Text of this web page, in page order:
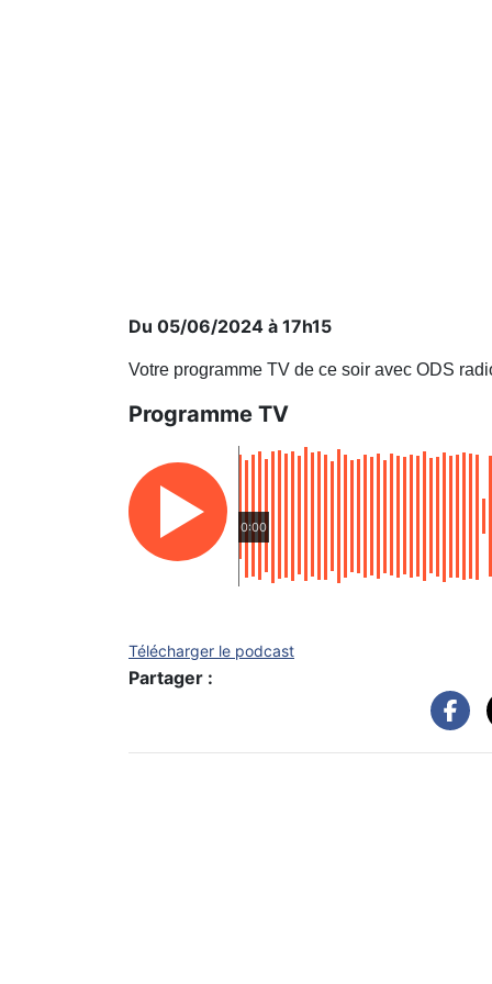
Du 05/06/2024 à 17h15
Votre programme TV de ce soir avec ODS
Programme TV
0:00
Télécharger le podcast
Partager :